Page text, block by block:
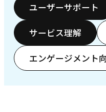
ユーザーサポート
サービス理解
エンゲージメント